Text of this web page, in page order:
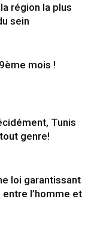
région la plus
sein
mois !
Tunis
genre!
loi garantissant
entre l’homme et